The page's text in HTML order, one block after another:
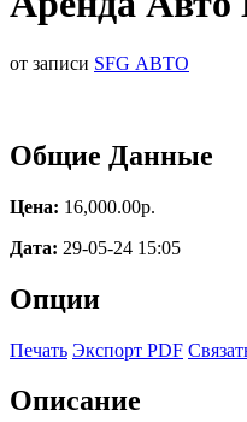
от записи SFG АВТО
Общие Данные
Цена: 16,000.00p.
Дата: 29-05-24 15:05
Опции
Печать Экспорт PDF
Описание